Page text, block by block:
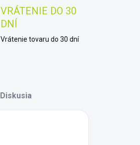
VRÁTENIE DO 30
DNÍ
Vrátenie tovaru do 30 dní
Diskusia